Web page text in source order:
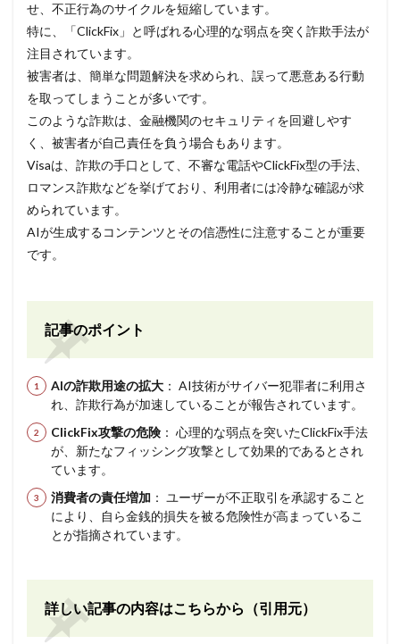
せ、不正行為のサイクルを短縮しています。
特に、「ClickFix」と呼ばれる心理的な弱点を突く詐欺手法が
注目されています。
被害者は、簡単な問題解決を求められ、誤って悪意ある行動
を取ってしまうことが多いです。
このような詐欺は、金融機関のセキュリティを回避しやす
く、被害者が自己責任を負う場合もあります。
Visaは、詐欺の手口として、不審な電話やClickFix型の手法、
ロマンス詐欺などを挙げており、利用者には冷静な確認が求
められています。
AIが生成するコンテンツとその信憑性に注意することが重要
です。
記事のポイント
AIの詐欺用途の拡大 ： AI技術がサイバー犯罪者に利用さ
れ、詐欺行為が加速していることが報告されています。
ClickFix攻撃の危険： 心理的な弱点を突いたClickFix手法
が、新たなフィッシング攻撃として効果的であるとされ
ています。
消費者の責任増加 ： ユーザーが不正取引を承認すること
により、自ら金銭的損失を被る危険性が高まっているこ
とが指摘されています。
詳しい記事の内容はこちらから（引用元）